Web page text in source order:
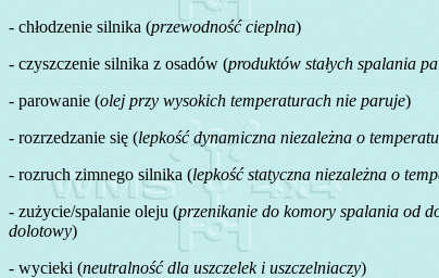
- chłodzenie silnika (przewodność cieplna)
- czyszczenie silnika z osadów (produktów stałych spalania
- parowanie (olej przy wysokich temperaturach nie paruje)
- rozrzedzanie się (lepkość dynamiczna niezależna o
- rozruch zimnego silnika (lepkość statyczna niezależna o
- zużycie/spalanie oleju (przenikanie do komory spalania od
dolotowy)
- wycieki (neutralność dla uszczelek i uszczelniaczy)